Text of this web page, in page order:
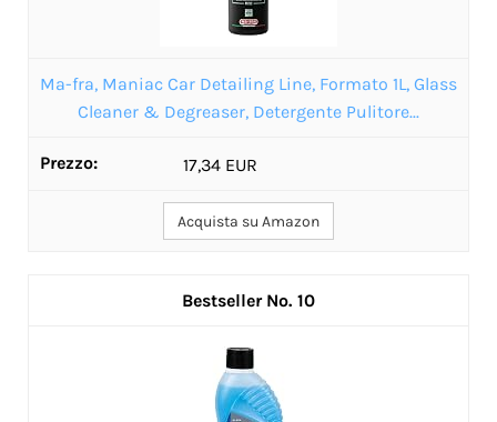
Ma-fra, Maniac Car Detailing Line, Formato 1L, Glass
Cleaner & Degreaser, Detergente Pulitore...
17,34 EUR
Acquista su Amazon
10